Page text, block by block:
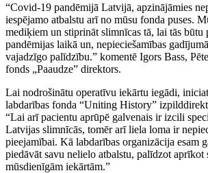
“Covid-19 pandēmijā Latvijā, apzinājāmies
iespējamo atbalstu arī no mūsu fonda puses.
mediķiem un stiprināt slimnīcas tā, lai tās būtu
pandēmijas laikā un, nepieciešamības
vajadzīgo palīdzību.” komentē Igors Bass,
fonds „Paaudze” direktors.
Lai nodrošinātu operatīvu iekārtu iegādi,
labdarības fonda “Uniting History”
“Lai arī pacientu aprūpē galvenais ir izcili
Latvijas slimnīcās, tomēr arī liela loma ir
pieejamībai. Kā labdarības organizācija esam
piedāvāt savu nelielo atbalstu, palīdzot aprīkot
mūsdienīgām iekārtām.”